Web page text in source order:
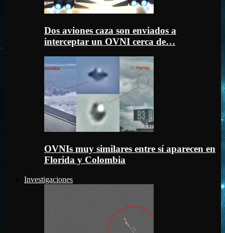
Dos aviones caza son enviados a
interceptar un OVNI cerca de…
OVNIs muy similares entre sí aparecen en
Florida y Colombia
Investigaciones